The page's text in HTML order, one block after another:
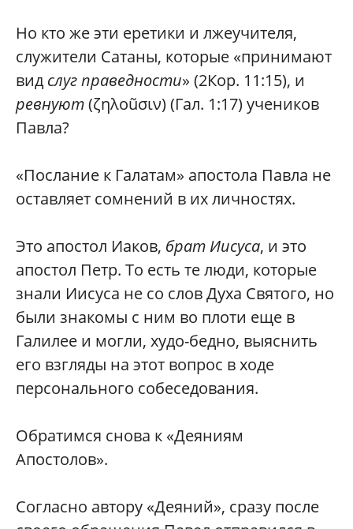
Но кто же эти еретики и лжеучителя,
служители Сатаны, которые «принимают
вид слуг праведности» (2Кор. 11:15), и
ревнуют(ζηλοũσιν) (Гал. 1:17) учеников
Павла?
«Послание к Галатам» апостола Павла не
оставляет сомнений в их личностях.
Это апостол Иаков, брат Иисуса, и это
апостол Петр. То есть те люди, которые
знали Иисуса не со слов Духа Святого, но
были знакомы с ним во плоти еще в
Галилее и могли, худо-бедно, выяснить
его взгляды на этот вопрос в ходе
персонального собеседования.
Обратимся снова к «Деяниям
Апостолов».
Согласно автору «Деяний», сразу после